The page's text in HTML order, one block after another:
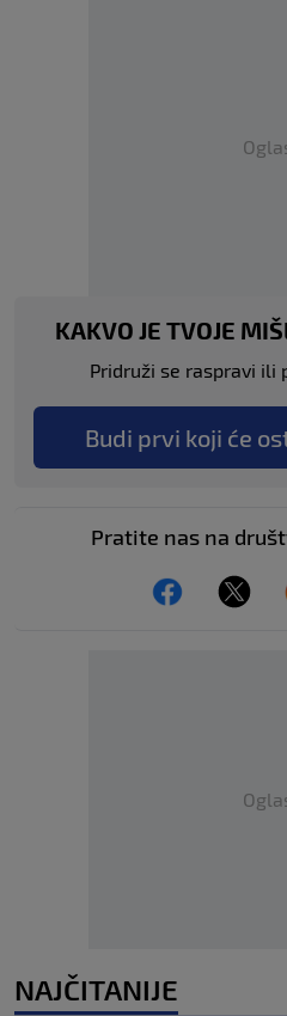
KAKVO JE TVOJE
Pridruži se raspravi ili
Budi prvi koji će
Pratite nas na
NAJČITANIJE